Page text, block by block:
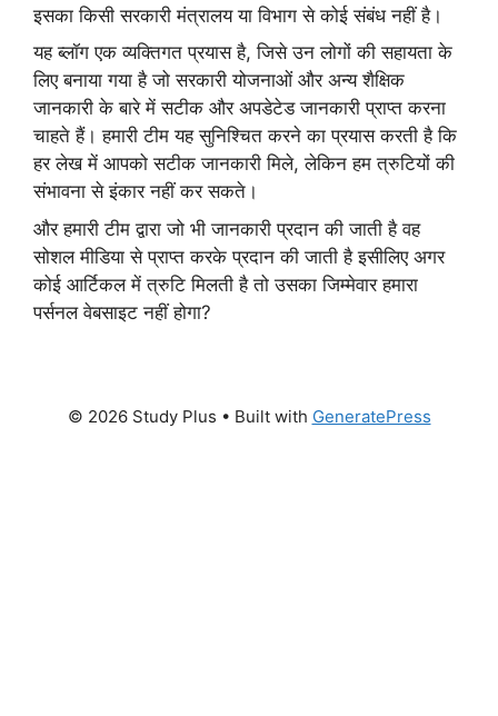
इसका किसी सरकारी मंत्रालय या विभाग से कोई संबंध नहीं है।
यह ब्लॉग एक व्यक्तिगत प्रयास है, जिसे उन लोगों की सहायता के
लिए बनाया गया है जो सरकारी योजनाओं और अन्य शैक्षिक
जानकारी के बारे में सटीक और अपडेटेड जानकारी प्राप्त करना
चाहते हैं। हमारी टीम यह सुनिश्चित करने का प्रयास करती है कि
हर लेख में आपको सटीक जानकारी मिले, लेकिन हम त्रुटियों की
संभावना से इंकार नहीं कर सकते।
और हमारी टीम द्वारा जो भी जानकारी प्रदान की जाती है वह
सोशल मीडिया से प्राप्त करके प्रदान की जाती है इसीलिए अगर
कोई आर्टिकल में त्रुटि मिलती है तो उसका जिम्मेवार हमारा
पर्सनल वेबसाइट नहीं होगा?
© 2026 Study Plus • Built with GeneratePress